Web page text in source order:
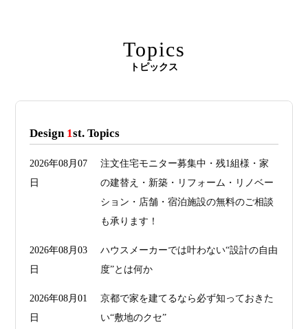
Topics
トピックス
Design 1st. Topics
2026年08月07
日
注文住宅モニター募集中・残1組様・家
の建替え・新築・リフォーム・リノベー
ション・店舗・宿泊施設の無料のご相談
も承ります！
2026年08月03
日
ハウスメーカーでは叶わない“設計の自由
度”とは何か
2026年08月01
日
京都で家を建てるなら必ず知っておきた
い“敷地のクセ”